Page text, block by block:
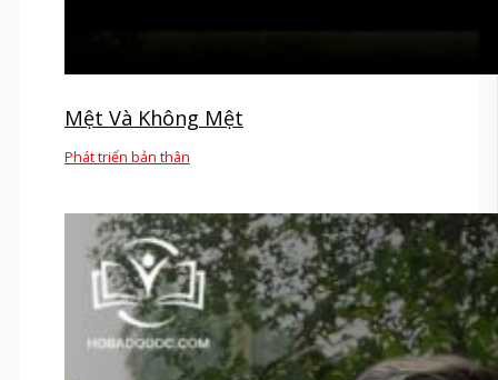
Mệt Và Không Mệt
Phát triển bản thân